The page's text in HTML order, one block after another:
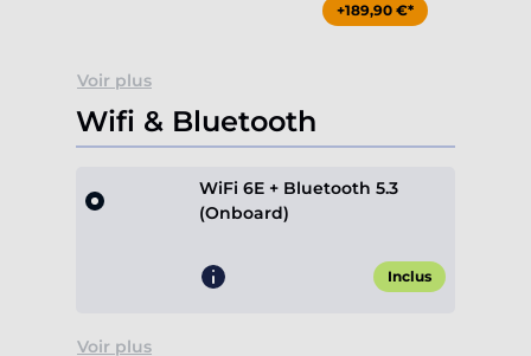
+189,90 €*
Voir plus
Wifi & Bluetooth
WiFi 6E + Bluetooth 5.3
(Onboard)
Inclus
Voir plus